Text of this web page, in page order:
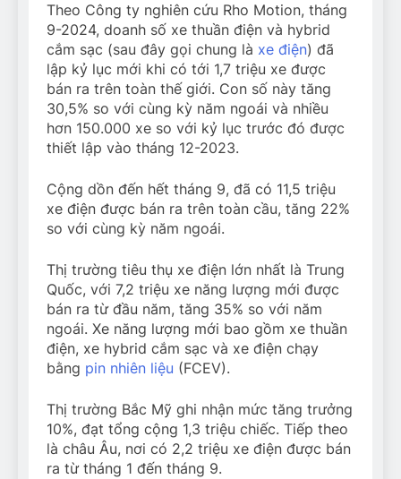
Theo Công ty nghiên cứu Rho Motion, tháng
9-2024, doanh số xe thuần điện và hybrid
cắm sạc (sau đây gọi chung là xe điện) đã
lập kỷ lục mới khi có tới 1,7 triệu xe được
bán ra trên toàn thế giới. Con số này tăng
30,5% so với cùng kỳ năm ngoái và nhiều
hơn 150.000 xe so với kỷ lục trước đó được
thiết lập vào tháng 12-2023.
Cộng dồn đến hết tháng 9, đã có 11,5 triệu
xe điện được bán ra trên toàn cầu, tăng 22%
so với cùng kỳ năm ngoái.
Thị trường tiêu thụ xe điện lớn nhất là Trung
Quốc, với 7,2 triệu xe năng lượng mới được
bán ra từ đầu năm, tăng 35% so với năm
ngoái. Xe năng lượng mới bao gồm xe thuần
điện, xe hybrid cắm sạc và xe điện chạy
bằng pin nhiên liệu (FCEV).
Thị trường Bắc Mỹ ghi nhận mức tăng trưởng
10%, đạt tổng cộng 1,3 triệu chiếc. Tiếp theo
là châu Âu, nơi có 2,2 triệu xe điện được bán
ra từ tháng 1 đến tháng 9.